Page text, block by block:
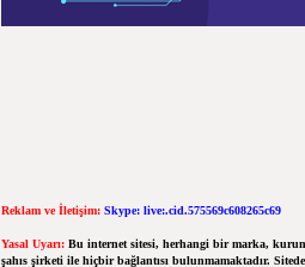
Reklam ve İletişim: Skype: live:.cid.575569c608265c69
Yasal Uyarı: Bu internet sitesi, herhangi bir marka,
şahıs şirketi ile hiçbir bağlantısı bulunmamaktadır. Sitede